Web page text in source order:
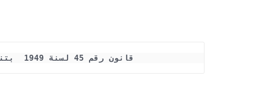
قانون رقم 45 لسنة 1949  بتنظيم استعمال مكبرات الصوت